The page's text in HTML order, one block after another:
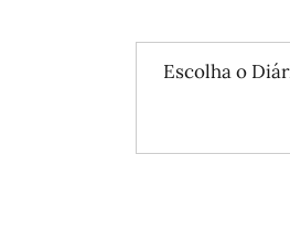
Escolha o